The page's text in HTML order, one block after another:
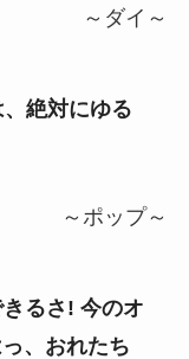
～ダイ～
絶対にゆる
～ポップ～
るさ! 今のオ
、おれたち